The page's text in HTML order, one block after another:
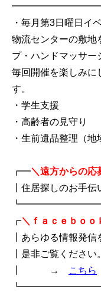
・毎月第3日曜日イ
物流センターの敷地
プ・ハンドマッサー
毎回開催を楽しみに
す。
・学生支援
・高齢者の見守り
・生前遺品整理（地
┏━＼遠方からの応
┃住居探しのお手伝
┏＼ｆａｃｅｂｏ
┃あらゆる情報発信
┃是非ご覧く
┃ →
こちら